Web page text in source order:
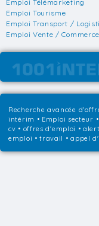
Emploi Télémarketing
Emploi Tourisme
Emploi Transport /
Emploi Vente / Commerce
Recherche avancée
intérim • Emploi secteur •
cv • offres d'emploi •
emploi • travail • appel